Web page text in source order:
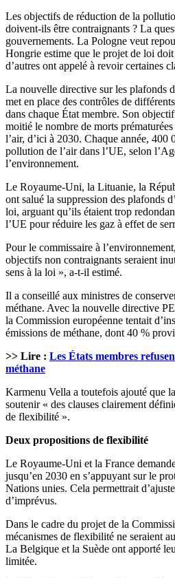
Les objectifs de réduction de la
doivent-ils être contraignants ? La
gouvernements. La Pologne veut
Hongrie estime que le projet de loi
d’autres ont appelé à revoir certaines
La nouvelle directive sur les plafonds
met en place des contrôles de
dans chaque État membre. Son
moitié le nombre de morts
l’air, d’ici à 2030. Chaque année, 400
pollution de l’air dans l’UE, selon
l’environnement.
Le Royaume-Uni, la Lituanie, la
ont salué la suppression des plafonds
loi, arguant qu’ils étaient trop
l’UE pour réduire les gaz à effet de
Pour le commissaire à
objectifs non contraignants seraient
sens à la loi », a-t-il estimé.
Il a conseillé aux ministres de
méthane. Avec la nouvelle directive
la Commission européenne tentait
émissions de méthane, dont 40 %
>> Lire : Les États membres
méthane
Karmenu Vella a toutefois ajouté que
soutenir « des clauses clairement
de flexibilité ».
Deux propositions de flexibilité
Le Royaume-Uni et la France
jusqu’en 2030 en s’appuyant sur le
Nations unies. Cela permettrait
d’imprévus.
Dans le cadre du projet de la
mécanismes de flexibilité ne seraient
La Belgique et la Suède ont apporté
limitée.